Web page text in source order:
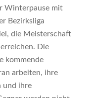
Winterpause mit
Bezirksliga
die Meisterschaft
Die
kommende
arbeiten, ihre
und ihre